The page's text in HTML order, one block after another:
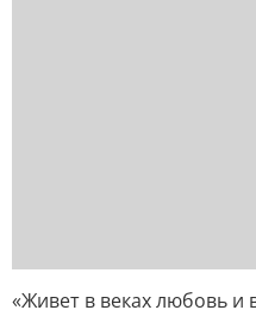
«Живет в веках любовь и